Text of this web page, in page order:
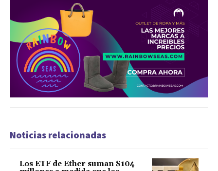
Noticias relacionadas
Los ETF de Ether suman $104